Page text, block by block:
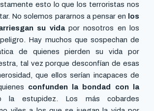
esto lo que los terroristas nos
No solemos pararnos a pensar en
los
su vidapor nosotros en los
Hay muchos que sospechan de
de quienes pierden su vida por
tal vez porque desconfían de esas
que ellos serían incapaces de
confunden la bondad con la
estupidez. Los más cobardes